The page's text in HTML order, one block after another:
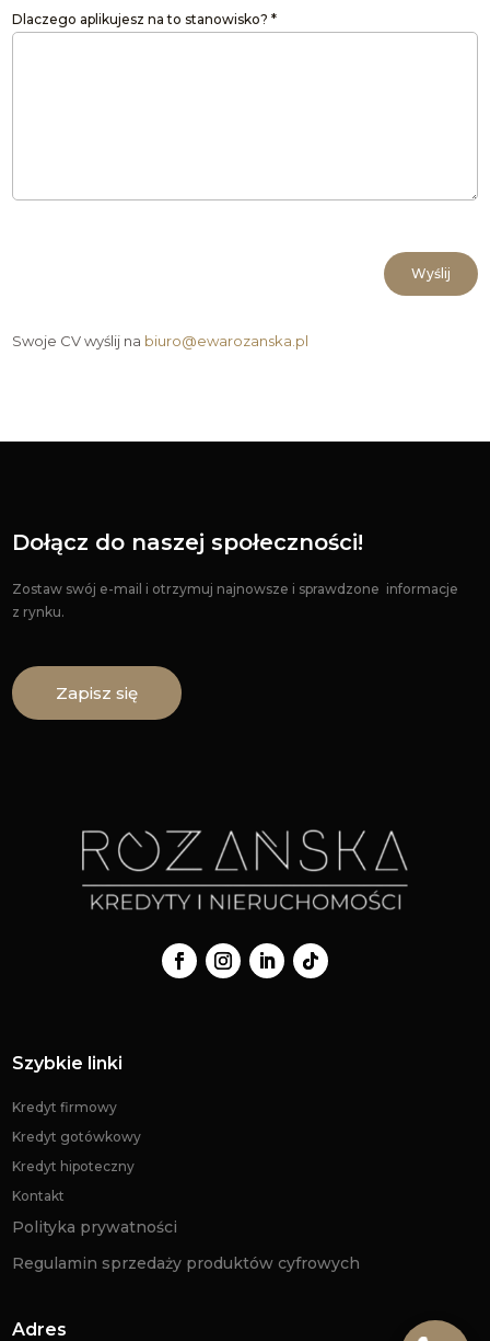
Dlaczego aplikujesz na to stanowisko? *
Wyślij
Swoje CV wyślij na biuro@ewarozanska.pl
Dołącz do naszej społeczności!
Zostaw swój e-mail i otrzymuj najnowsze i sprawdzone informacje
z rynku.
Zapisz się
Szybkie linki
Kredyt firmowy
Kredyt gotówkowy
Kredyt hipoteczny
Kontakt
Polityka prywatności
Regulamin sprzedaży produktów cyfrowych
Adres